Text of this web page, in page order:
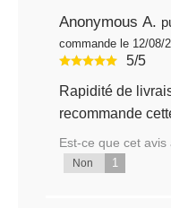
Anonymous A.
commande le 12/08/
5/5
Rapidité de
recommande
Est-ce que cet avis
Non 1